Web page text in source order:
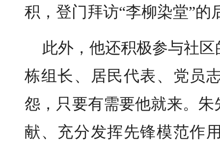
积，登门拜访“李柳染堂”的
此外，他还积极参与社
栋组长、居民代表、党员
怨，只要有需要他就来。 朱
献、充分发挥先锋模范作